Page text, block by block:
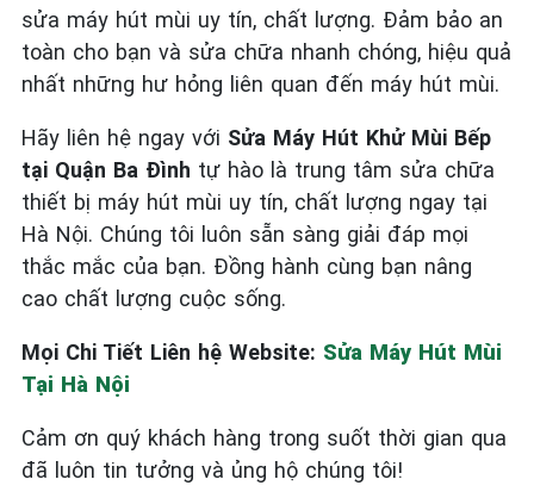
sửa máy hút mùi uy tín, chất lượng. Đảm bảo an
toàn cho bạn và sửa chữa nhanh chóng, hiệu quả
nhất những hư hỏng liên quan đến máy hút mùi.
Hãy liên hệ ngay với Sửa Máy Hút Khử Mùi Bếp
tại Quận Ba Đình tự hào là trung tâm sửa chữa
thiết bị máy hút mùi uy tín, chất lượng ngay tại
Hà Nội. Chúng tôi luôn sẵn sàng giải đáp mọi
thắc mắc của bạn. Đồng hành cùng bạn nâng
cao chất lượng cuộc sống.
Mọi Chi Tiết Liên hệ Website: Sửa Máy Hút Mùi
Tại Hà Nội
Cảm ơn quý khách hàng trong suốt thời gian qua
đã luôn tin tưởng và ủng hộ chúng tôi!